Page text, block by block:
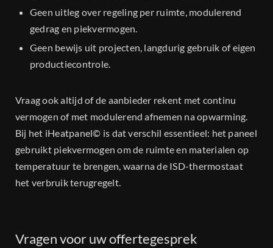
Geen uitleg over regeling per ruimte, modulerend
gedrag en piekvermogen.
Geen bewijs uit projecten, langdurig gebruik of eigen
productiecontrole.
Vraag ook altijd of de aanbieder rekent met continu
vermogen of met modulerend afnemen na opwarming.
Bij het iHeatpanel© is dat verschil essentieel: het paneel
gebruikt piekvermogen om de ruimte en materialen op
temperatuur te brengen, waarna de ISD-thermostaat
het verbruik terugregelt.
Vragen voor uw offertegesprek